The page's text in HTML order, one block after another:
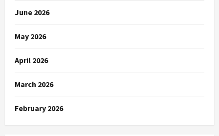
June 2026
May 2026
April 2026
March 2026
February 2026